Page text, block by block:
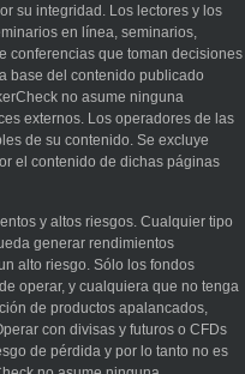
su integridad. Los lectores y los
en línea, seminarios,
conferencias que toman decisiones
base del contenido publicado
no asume ninguna
externos. Los operadores de las
de su contenido. Se excluye
el contenido de dichas páginas
y altos riesgos. Cualquier tipo
generar rendimientos
alto riesgo. Sólo los fondos
operar, y cualquiera que no tenga
de productos apalancados,
con divisas y futuros o CFDs
de pérdida y por lo tanto no es